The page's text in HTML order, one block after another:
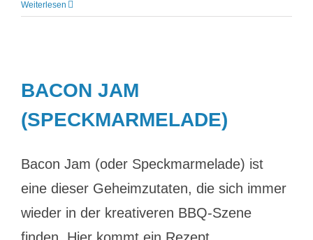
Weiterlesen
BACON JAM
(SPECKMARMELADE)
Bacon Jam (oder Speckmarmelade) ist
eine dieser Geheimzutaten, die sich immer
wieder in der kreativeren BBQ-Szene
finden. Hier kommt ein Rezept.